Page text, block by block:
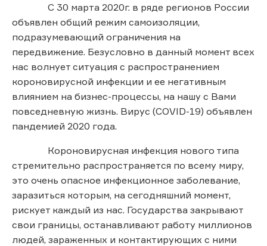
С 30 марта 2020г. в ряде регионов России
объявлен общий режим самоизоляции,
подразумевающий ограничения на
передвижение. Безусловно в данный момент всех
нас волнует ситуация с распространением
короновирусной инфекции и ее негативным
влиянием на бизнес-процессы, на нашу с Вами
повседневную жизнь. Вирус (COVID-19) объявлен
пандемией 2020 года.
Короновирусная инфекция нового типа
стремительно распространяется по всему миру,
это очень опасное инфекционное заболевание,
заразиться которым, на сегодняшний момент,
рискует каждый из нас. Государства закрывают
свои границы, останавливают работу миллионов
людей, зараженных и контактирующих с ними